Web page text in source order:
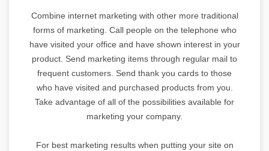
Combine internet marketing with other more traditional
forms of marketing. Call people on the telephone who
have visited your office and have shown interest in your
product. Send marketing items through regular mail to
frequent customers. Send thank you cards to those
who have visited and purchased products from you.
Take advantage of all of the possibilities available for
marketing your company.
For best marketing results when putting your site on